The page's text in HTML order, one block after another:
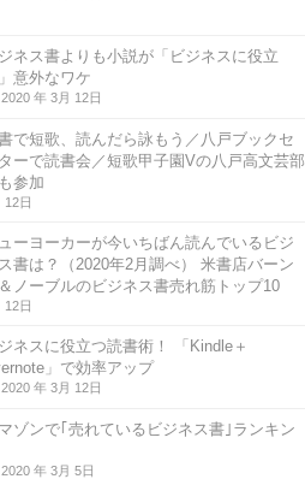
ネス書よりも小説が「ビジネスに役立
意外なワケ
2020 年 3月 12日
で短歌、読んだら詠もう／八戸ブックセ
ーで読書会／短歌甲子園Vの八戸高文芸部
参加
12日
ーヨーカーが今いちばん読んでいるビジ
書は？（2020年2月調べ） 米書店バーン
ノーブルのビジネス書売れ筋トップ10
12日
ネスに役立つ読書術！ 「Kindle＋
」で効率アップ
2020 年 3月 12日
ゾンで｢売れているビジネス書｣ランキン
2020 年 3月 5日